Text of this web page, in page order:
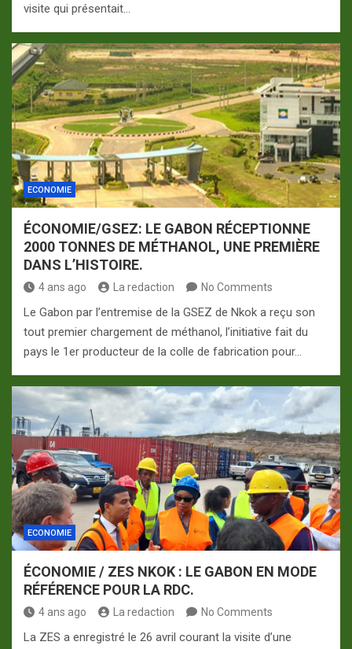
visite qui présentait…
ECONOMIE
ÉCONOMIE/GSEZ: LE GABON RÉCEPTIONNE
2000 TONNES DE MÉTHANOL, UNE PREMIÈRE
DANS L’HISTOIRE.
4 ans ago La redaction No Comments
Le Gabon par l’entremise de la GSEZ de Nkok a reçu son
tout premier chargement de méthanol, l’initiative fait du
pays le 1er producteur de la colle de fabrication pour…
ECONOMIE
ÉCONOMIE / ZES NKOK : LE GABON EN MODE
RÉFÉRENCE POUR LA RDC.
4 ans ago La redaction No Comments
La ZES a enregistré le 26 avril courant la visite d’une